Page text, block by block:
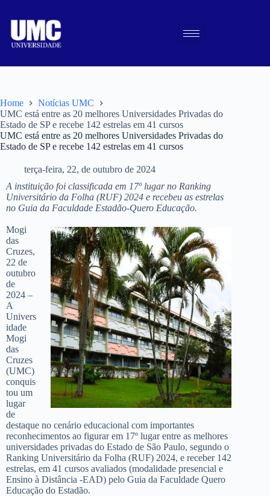
Home
Notícias UMC
UMC está entre as 20 melhores Universidades Privadas do
Estado de SP e recebe 142 estrelas em 41 cursos
UMC está entre as 20 melhores Universidades Privadas do
Estado de SP e recebe 142 estrelas em 41 cursos
terça-feira, 22, de outubro de 2024
A instituição foi classificada em 17º lugar no Ranking
Universitário da Folha (RUF) 2024 e recebeu as estrelas
no Guia da Faculdade Estadão-Quero Educação.
Mogi
das
Cruzes,
22 de
outubro
de
2024 –
A
Univers
idade
Mogi
das
Cruzes
(UMC)
conquis
tou um
lugar
de
destaque no cenário educacional com importantes
reconhecimentos ao figurar em 17º lugar entre as melhores
universidades privadas do Estado de São Paulo, segundo o
Ranking Universitário da Folha (RUF) 2024, e receber 142
estrelas, em 41 cursos avaliados (modalidade presencial e
Ensino à Distância -EAD) pelo Guia da Faculdade Quero
Educação do Estadão.